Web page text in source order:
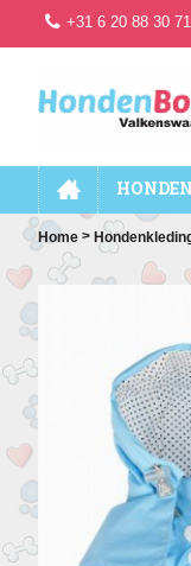
+31 6 20 88 30 71
Home >